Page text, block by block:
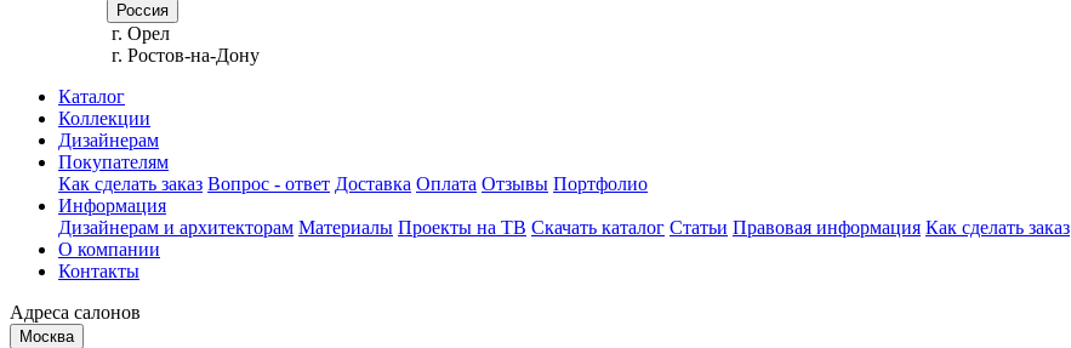
Россия
г. Орел
г. Ростов-на-Дону
Каталог
Коллекции
Дизайнерам
Покупателям
Как сделать заказ Вопрос - ответ Доставка Оплата Отзывы Портфолио
Информация
Дизайнерам и архитекторам Материалы Проекты на ТВ Скачать каталог Статьи Правовая информация Как сделать заказ
О компании
Контакты
Адреса салонов
Москва